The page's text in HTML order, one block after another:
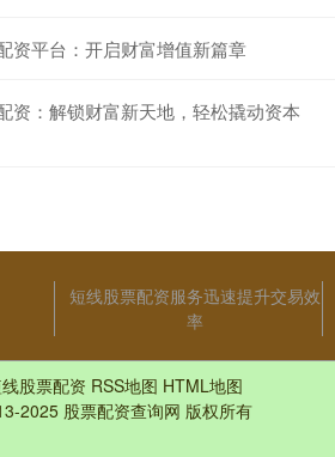
资平台：开启财富增值新篇章
资：解锁财富新天地，轻松撬动资本
短线股票配资服务迅速提升交易效
率
股票配资 RSS地图 HTML地图
2025 股票配资查询网 版权所有